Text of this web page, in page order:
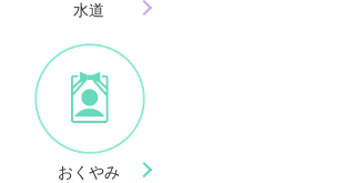
水道
おくやみ